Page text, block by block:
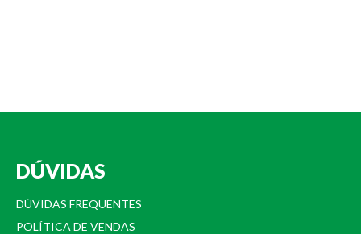
DÚVIDAS
DÚVIDAS FREQUENTES
POLÍTICA DE VENDAS